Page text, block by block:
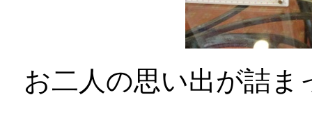
お二人の思い出が詰